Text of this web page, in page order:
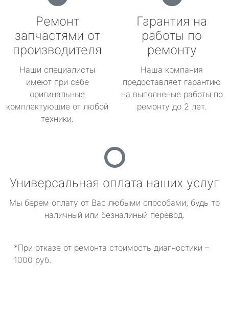
Ремонт
запчастями от
производителя
Наши специалисты
имеют при себе
оригинальные
комплектующие от любой
техники.
Гарантия на
работы по
ремонту
Наша компания
предоставляет гарантию
на выполненые работы по
ремонту до 2 лет.
Универсальная оплата наших услуг
Мы берем оплату от Вас любыми способами, будь то
наличный или безналиный перевод.
*При отказе от ремонта стоимость диагностики –
1000 руб.